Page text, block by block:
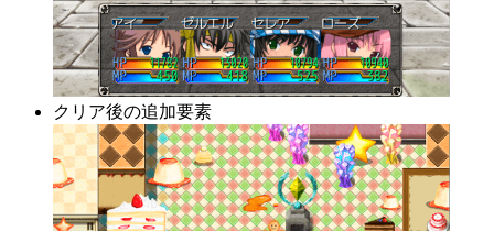
クリア後の追加要素